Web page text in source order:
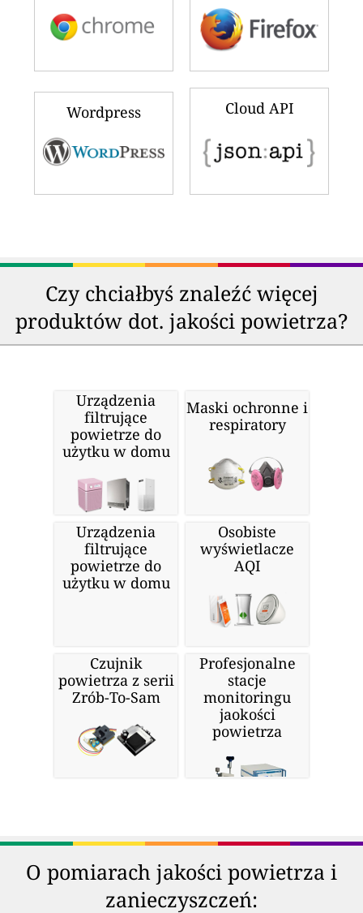
Wordpress Cloud API
Czy chciałbyś znaleźć więcej
produktów dot. jakości powietrza?
Urządzenia
filtrujące
powietrze do
użytku w domu
Maski ochronne i
respiratory
Urządzenia
filtrujące
powietrze do
użytku w domu
Osobiste
wyświetlacze
AQI
Czujnik
powietrza z serii
Zrób-To-Sam
Profesjonalne
stacje
monitoringu
jaokości
powietrza
O pomiarach jakości powietrza i
zanieczyszczeń: